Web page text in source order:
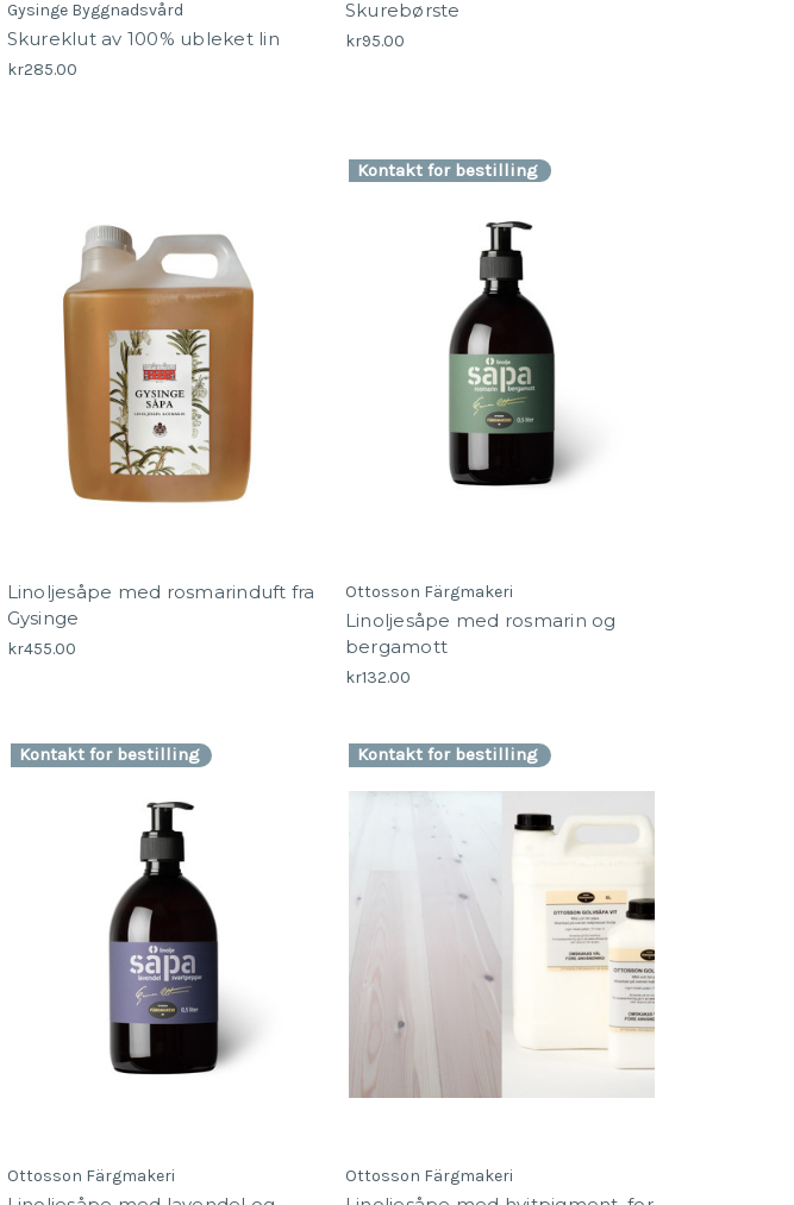
Gysinge Byggnadsvård
Skureklut av 100% ubleket lin
kr285.00
Skurebørste
kr95.00
Linoljesåpe med rosmarinduft fra
Gysinge
kr455.00
Kontakt for bestilling
Ottosson Färgmakeri
Linoljesåpe med rosmarin og
bergamott
kr132.00
Kontakt for bestilling
Ottosson Färgmakeri
Kontakt for bestilling
Ottosson Färgmakeri